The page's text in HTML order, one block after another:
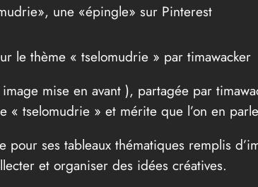
une «épingle» sur Pinterest
le thème « tselomudrie » par timawacker
mise en avant ), partagée par
« tselomudrie » et mérite que l’on en
pour ses tableaux thématiques remplis
et organiser des idées créatives.